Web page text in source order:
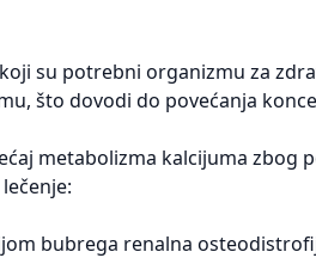
su potrebni organizmu za
što dovodi do povećanja
metabolizma kalcijuma zbog
bubrega renalna